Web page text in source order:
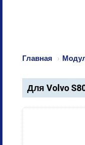
Главная ›
Для Volvo